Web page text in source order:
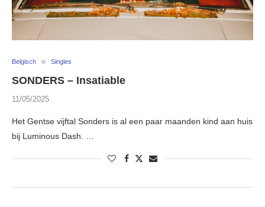
Belgisch Singles
SONDERS – Insatiable
11/05/2025
Het Gentse vijftal Sonders is al een paar maanden kind aan huis
bij Luminous Dash. …